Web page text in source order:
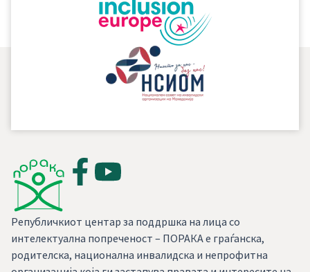
Републичкиот центар за поддршка на лица со
интелектуална попреченост – ПОРАКА е граѓанска,
родителска, национална инвалидска и непрофитна